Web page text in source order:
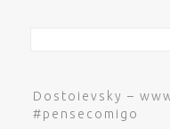
Dostoievsky –
#pensecomigo